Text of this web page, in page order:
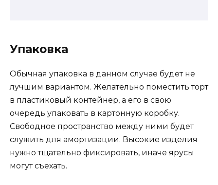
Упаковка
Обычная упаковка в данном случае будет не
лучшим вариантом. Желательно поместить торт
в пластиковый контейнер, а его в свою
очередь упаковать в картонную коробку.
Свободное пространство между ними будет
служить для амортизации. Высокие изделия
нужно тщательно фиксировать, иначе ярусы
могут съехать.